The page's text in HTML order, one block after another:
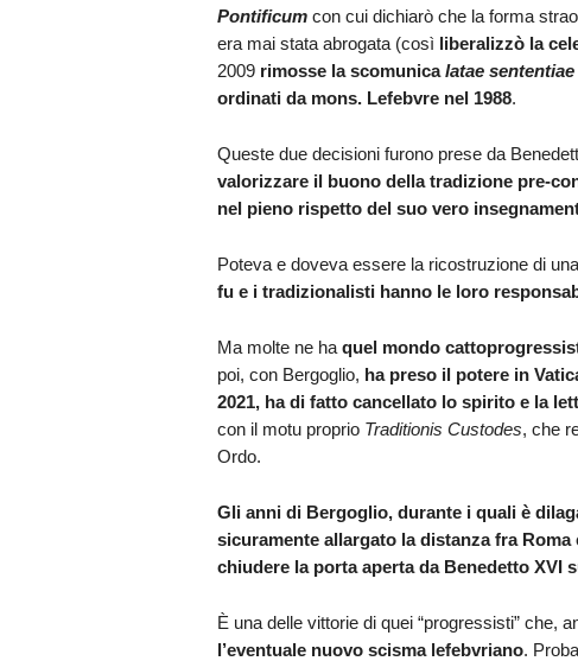
Pontificumcon cui dichiarò che la forma
era mai stata abrogata (così liberalizzò la
2009 rimosse la scomunicalatae sententiae
ordinati da mons. Lefebvre nel 1988.
Queste due decisioni furono prese da
valorizzare il buono della tradizione pre-
nel pieno rispetto del suo vero
Poteva e doveva essere la ricostruzione di
fu e i tradizionalisti hanno le loro
Ma molte ne ha quel mondo
poi, con Bergoglio, ha preso il potere in
2021, ha di fatto cancellato lo spirito e la
con il motu proprio Traditionis Custodes, che
Ordo.
Gli anni di Bergoglio, durante i quali è
sicuramente allargato la distanza fra
chiudere la porta aperta da Benedetto XVI
È una delle vittorie di quei “progressisti” che,
l’eventuale nuovo scisma lefebvriano.